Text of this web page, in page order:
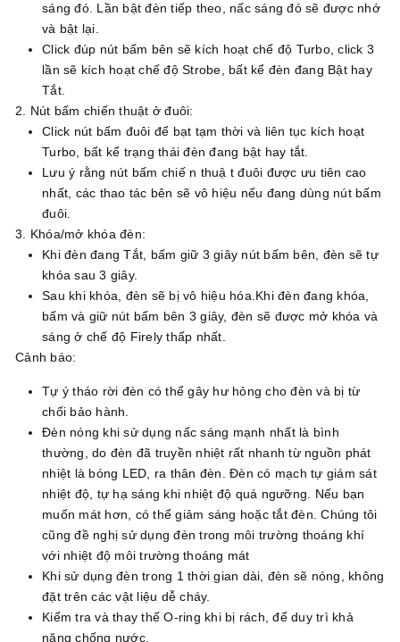
sáng đó. Lần bật đèn tiếp theo, nấc sáng đó sẽ được nhớ
và bật lại.
Click đúp nút bấm bên sẽ kích hoạt chế độ Turbo, click 3
lần sẽ kích hoạt chế độ Strobe, bất kể đèn đang Bật hay
Tắt.
2. Nút bấm chiến thuật ở đuôi:
Click nút bấm đuôi để bạt tạm thời và liên tục kích hoạt
Turbo, bất kể trạng thái đèn đang bật hay tắt.
Lưu ý rằng nút bấm chiế n thuậ t đuôi được ưu tiên cao
nhất, các thao tác bên sẽ vô hiệu nếu đang dùng nút bấm
đuôi.
3. Khóa/mở khóa đèn:
Khi đèn đang Tắt, bấm giữ 3 giây nút bấm bên, đèn sẽ tự
khóa sau 3 giây.
Sau khi khóa, đèn sẽ bị vô hiệu hóa.Khi đèn đang khóa,
bấm và giữ nút bấm bên 3 giây, đèn sẽ được mở khóa và
sáng ở chế độ Firely thấp nhất.
Cảnh báo:
Tự ý tháo rời đèn có thể gây hư hỏng cho đèn và bị từ
chối bảo hành.
Đèn nóng khi sử dụng nấc sáng mạnh nhất là bình
thường, do đèn đã truyền nhiệt rất nhanh từ nguồn phát
nhiệt là bóng LED, ra thân đèn. Đèn có mạch tự giám sát
nhiệt độ, tự hạ sáng khi nhiệt độ quá ngưỡng. Nếu bạn
muốn mát hơn, có thể giảm sáng hoặc tắt đèn. Chúng tôi
cũng đề nghị sử dụng đèn trong môi trường thoáng khí
với nhiệt độ môi trường thoáng mát
Khi sử dụng đèn trong 1 thời gian dài, đèn sẽ nóng, không
đặt trên các vật liệu dễ cháy.
Kiểm tra và thay thế O-ring khi bị rách, để duy trì khả
năng chống nước.